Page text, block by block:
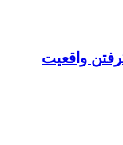
واقعیت